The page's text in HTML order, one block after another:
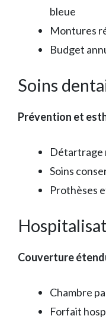
bleue
Montures
Budget
Soins
Prévention et
Détartrage
Soins
Prothèses
Couverture
Chambre
Forfait